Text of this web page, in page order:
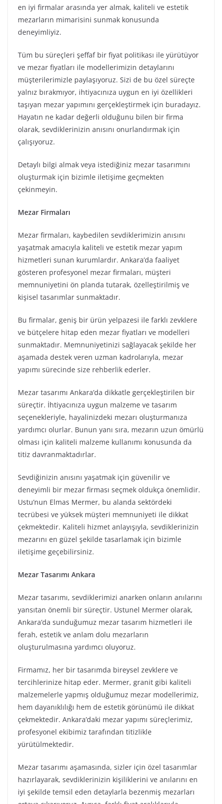
en iyi firmalar arasında yer almak, kaliteli ve estetik
mezarların mimarisini sunmak konusunda
deneyimliyiz.
Tüm bu süreçleri şeffaf bir fiyat politikası ile yürütüyor
ve mezar fiyatları ile modellerimizin detaylarını
müşterilerimizle paylaşıyoruz. Sizi de bu özel süreçte
yalnız bırakmıyor, ihtiyacınıza uygun en iyi özellikleri
taşıyan mezar yapımını gerçekleştirmek için buradayız.
Hayatın ne kadar değerli olduğunu bilen bir firma
olarak, sevdiklerinizin anısını onurlandırmak için
çalışıyoruz.
Detaylı bilgi almak veya istediğiniz mezar tasarımını
oluşturmak için bizimle iletişime geçmekten
çekinmeyin.
Mezar Firmaları
Mezar firmaları, kaybedilen sevdiklerimizin anısını
yaşatmak amacıyla kaliteli ve estetik mezar yapım
hizmetleri sunan kurumlardır. Ankara’da faaliyet
gösteren profesyonel mezar firmaları, müşteri
memnuniyetini ön planda tutarak, özelleştirilmiş ve
kişisel tasarımlar sunmaktadır.
Bu firmalar, geniş bir ürün yelpazesi ile farklı zevklere
ve bütçelere hitap eden mezar fiyatları ve modelleri
sunmaktadır. Memnuniyetinizi sağlayacak şekilde her
aşamada destek veren uzman kadrolarıyla, mezar
yapımı sürecinde size rehberlik ederler.
Mezar tasarımı Ankara’da dikkatle gerçekleştirilen bir
süreçtir. İhtiyacınıza uygun malzeme ve tasarım
seçenekleriyle, hayalinizdeki mezarı oluşturmanıza
yardımcı olurlar. Bunun yanı sıra, mezarın uzun ömürlü
olması için kaliteli malzeme kullanımı konusunda da
titiz davranmaktadırlar.
Sevdiğinizin anısını yaşatmak için güvenilir ve
deneyimli bir mezar firması seçmek oldukça önemlidir.
Ustu’nun Elmas Mermer, bu alanda sektördeki
tecrübesi ve yüksek müşteri memnuniyeti ile dikkat
çekmektedir. Kaliteli hizmet anlayışıyla, sevdiklerinizin
mezarını en güzel şekilde tasarlamak için bizimle
iletişime geçebilirsiniz.
Mezar Tasarımı Ankara
Mezar tasarımı, sevdiklerimizi anarken onların anılarını
yansıtan önemli bir süreçtir. Ustunel Mermer olarak,
Ankara’da sunduğumuz mezar tasarım hizmetleri ile
ferah, estetik ve anlam dolu mezarların
oluşturulmasına yardımcı oluyoruz.
Firmamız, her bir tasarımda bireysel zevklere ve
tercihlerinize hitap eder. Mermer, granit gibi kaliteli
malzemelerle yapmış olduğumuz mezar modellerimiz,
hem dayanıklılığı hem de estetik görünümü ile dikkat
çekmektedir. Ankara’daki mezar yapımı süreçlerimiz,
profesyonel ekibimiz tarafından titizlikle
yürütülmektedir.
Mezar tasarımı aşamasında, sizler için özel tasarımlar
hazırlayarak, sevdiklerinizin kişiliklerini ve anılarını en
iyi şekilde temsil eden detaylarla bezenmiş mezarları